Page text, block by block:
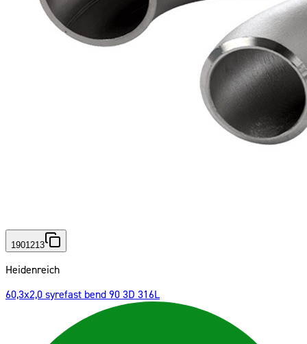
1901213
Heidenreich
60,3x2,0 syrefast bend 90 3D 316L